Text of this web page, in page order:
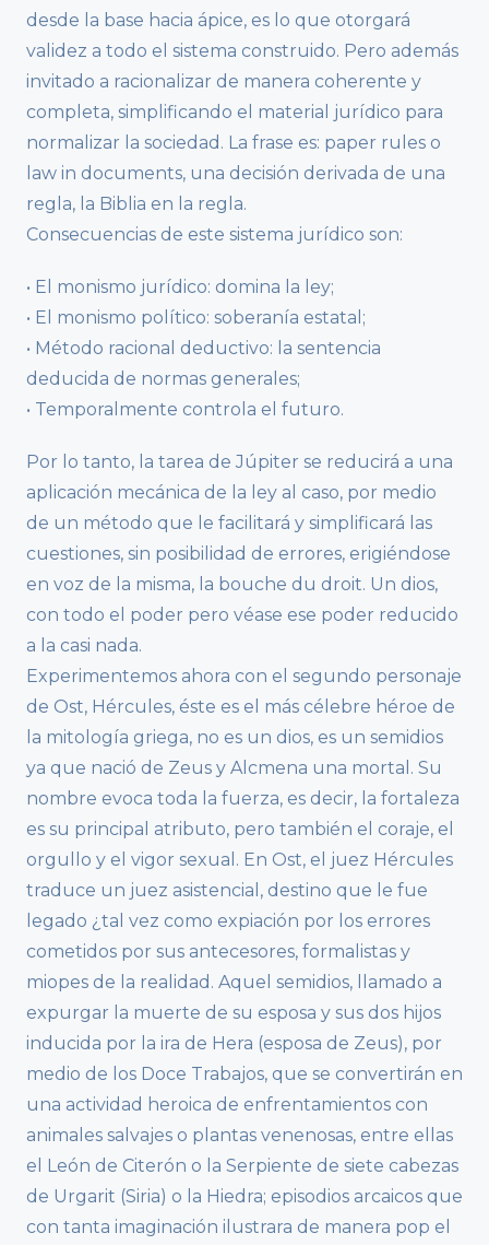
desde la base hacia ápice, es lo que otorgará
validez a todo el sistema construido. Pero además
invitado a racionalizar de manera coherente y
completa, simplificando el material jurídico para
normalizar la sociedad. La frase es: paper rules o
law in documents, una decisión derivada de una
regla, la Biblia en la regla.
Consecuencias de este sistema jurídico son:
• El monismo jurídico: domina la ley;
• El monismo político: soberanía estatal;
• Método racional deductivo: la sentencia
deducida de normas generales;
• Temporalmente controla el futuro.
Por lo tanto, la tarea de Júpiter se reducirá a una
aplicación mecánica de la ley al caso, por medio
de un método que le facilitará y simplificará las
cuestiones, sin posibilidad de errores, erigiéndose
en voz de la misma, la bouche du droit. Un dios,
con todo el poder pero véase ese poder reducido
a la casi nada.
Experimentemos ahora con el segundo personaje
de Ost, Hércules, éste es el más célebre héroe de
la mitología griega, no es un dios, es un semidios
ya que nació de Zeus y Alcmena una mortal. Su
nombre evoca toda la fuerza, es decir, la fortaleza
es su principal atributo, pero también el coraje, el
orgullo y el vigor sexual. En Ost, el juez Hércules
traduce un juez asistencial, destino que le fue
legado ¿tal vez como expiación por los errores
cometidos por sus antecesores, formalistas y
miopes de la realidad. Aquel semidios, llamado a
expurgar la muerte de su esposa y sus dos hijos
inducida por la ira de Hera (esposa de Zeus), por
medio de los Doce Trabajos, que se convertirán en
una actividad heroica de enfrentamientos con
animales salvajes o plantas venenosas, entre ellas
el León de Citerón o la Serpiente de siete cabezas
de Urgarit (Siria) o la Hiedra; episodios arcaicos que
con tanta imaginación ilustrara de manera pop el